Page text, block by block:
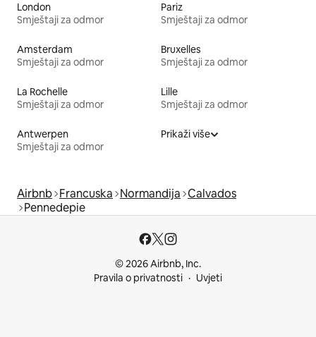
London
Smještaji za odmor
Pariz
Smještaji za odmor
Amsterdam
Smještaji za odmor
Bruxelles
Smještaji za odmor
La Rochelle
Smještaji za odmor
Lille
Smještaji za odmor
Antwerpen
Smještaji za odmor
Prikaži više
Airbnb Francuska Normandija Calvados
Pennedepie
© 2026 Airbnb, Inc.
Pravila o privatnosti
Uvjeti